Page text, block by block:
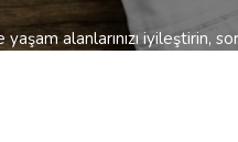
alanlarınızı iyileştirin,